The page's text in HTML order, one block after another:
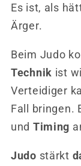
Es ist, als
Ärger.
Beim Judo
Technik ist
Verteidiger
Fall bringen.
und Timing
Judo stärkt